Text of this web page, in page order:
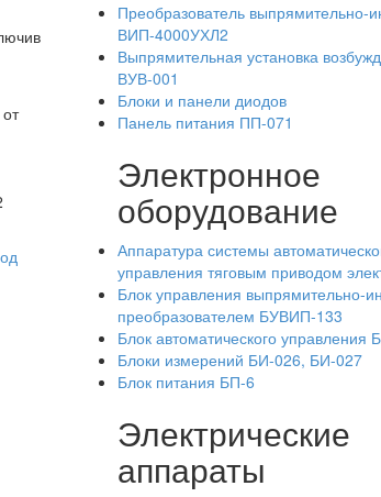
Преобразователь выпрямительно-
ВИП-4000УХЛ2
Выпрямительная установка
ВУВ-001
Блоки и панели диодов
Панель питания ПП-071
Электронное
оборудование
Аппаратура системы
управления тяговым приводом
Блок управления выпрямительно-
преобразователем БУВИП-133
Блок автоматического управления
Блоки измерений БИ-026, БИ-027
Блок питания БП-6
Электрические
аппараты